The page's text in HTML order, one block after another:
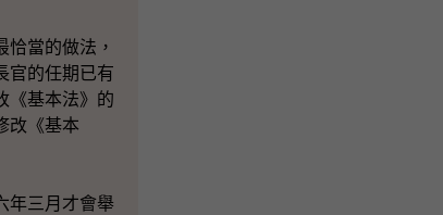
當的做法，
官的任期已有
《基本法》的
改《基本
年三月才會舉